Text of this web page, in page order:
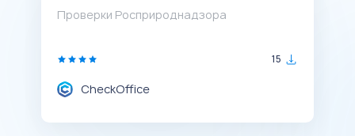
Проверки Росприроднадзора
15
CheckOffice